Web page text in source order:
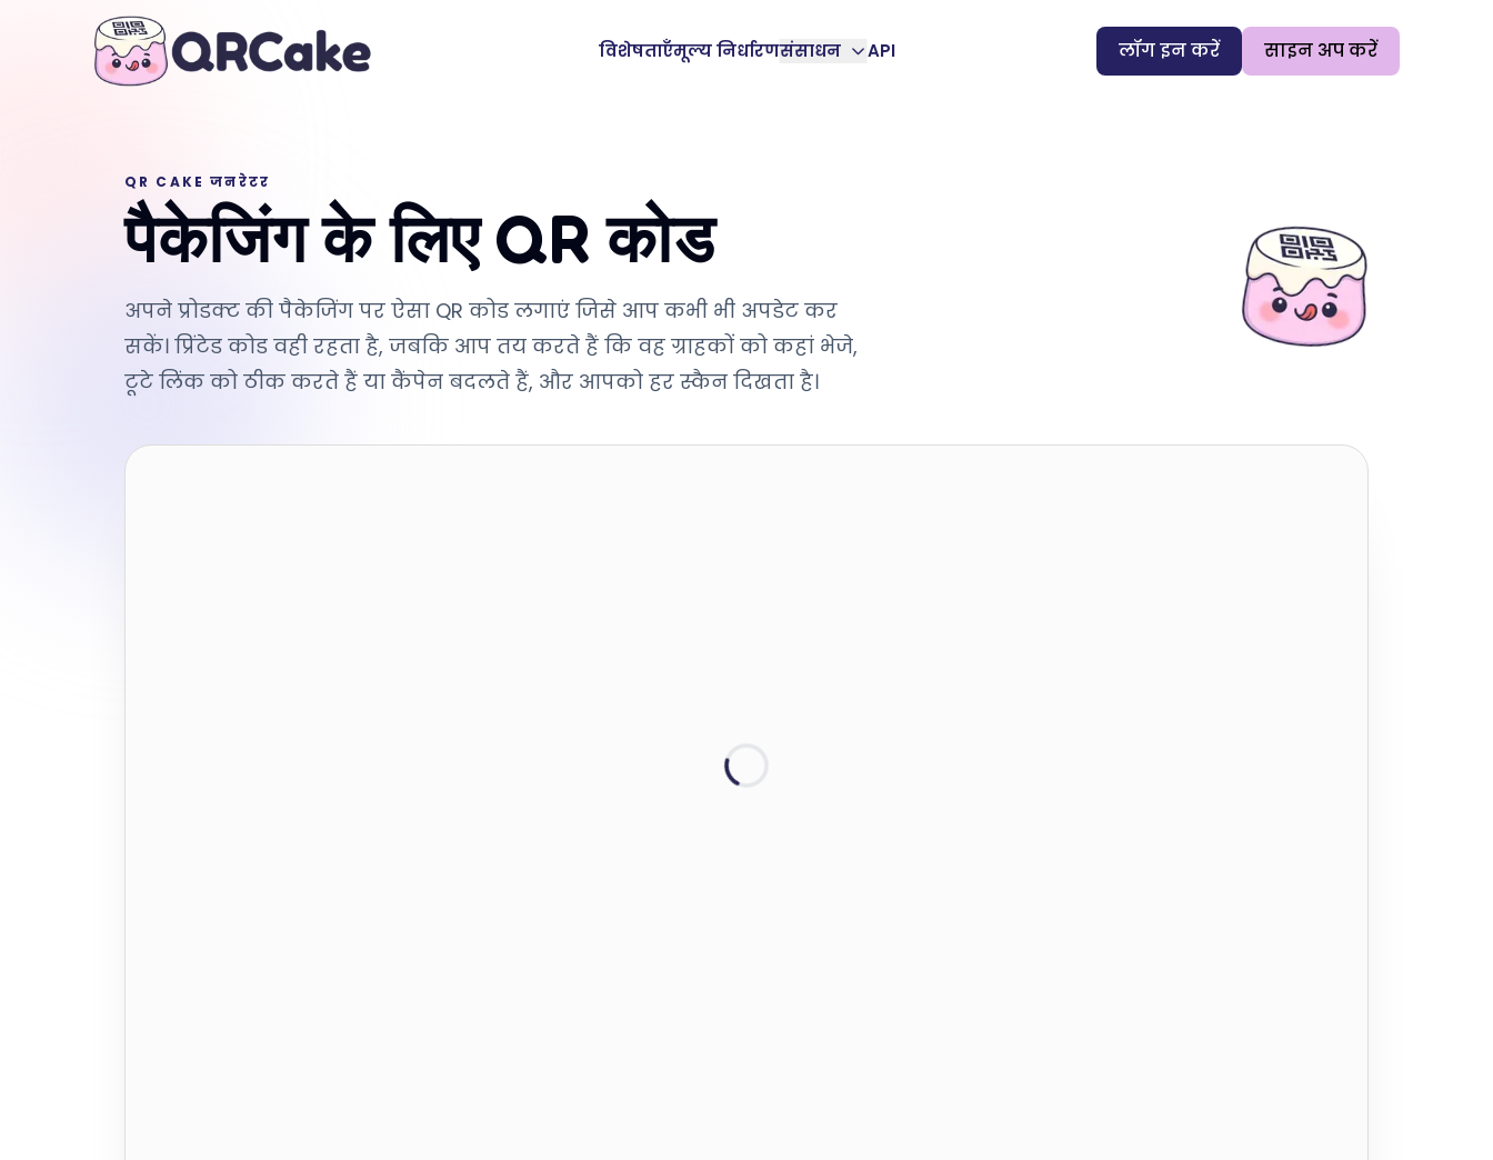
विशेषताएँमूल्य निर्धारणसंसाधन API लॉग इन करें साइन अप करें
QR CAKE जनरेटर
पैकेजिंग के लिए QR कोड
अपने प्रोडक्ट की पैकेजिंग पर ऐसा QR कोड लगाएं जिसे आप कभी भी अपडेट कर
सकें। प्रिंटेड कोड वही रहता है, जबकि आप तय करते हैं कि वह ग्राहकों को कहां भेजे,
टूटे लिंक को ठीक करते हैं या कैंपेन बदलते हैं, और आपको हर स्कैन दिखता है।